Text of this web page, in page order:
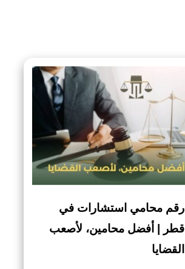
رقم محامي استشارات في
قطر | أفضل محامين، لأصعب
القضايا